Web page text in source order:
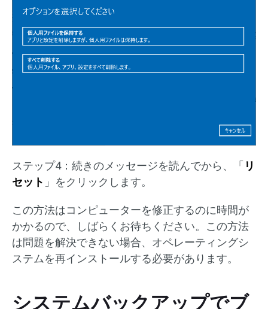
ステップ4：続きのメッセージを読んでから、「 リ
セット 」をクリックします。
この方法はコンピューターを修正するのに時間が
かかるので、しばらくお待ちください。この方法
は問題を解決できない場合、オペレーティングシ
ステムを再インストールする必要があります。
システムバックアップでブ